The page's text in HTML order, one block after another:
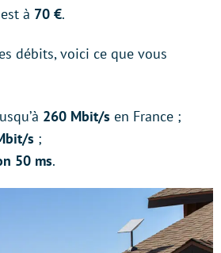
à 70 €.
débits, voici ce que vous
260 Mbit/s en France ;
s ;
50 ms.